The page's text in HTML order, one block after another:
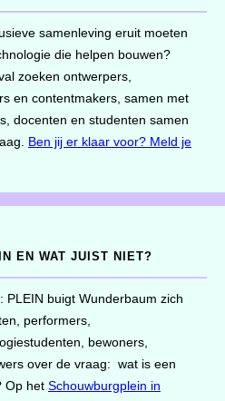
samenleving eruit moeten
die helpen bouwen?
zoeken ontwerpers,
en contentmakers, samen met
docenten en studenten samen
Ben jij er klaar voor? Meld je
EN WAT JUIST NIET?
PLEIN buigt Wunderbaum zich
performers,
bewoners,
over de vraag: wat is een
Op het Schouwburgplein in